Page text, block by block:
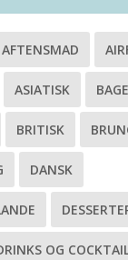
AFTENSMAD
ASIATISK
BRITISK
DANSK
OG